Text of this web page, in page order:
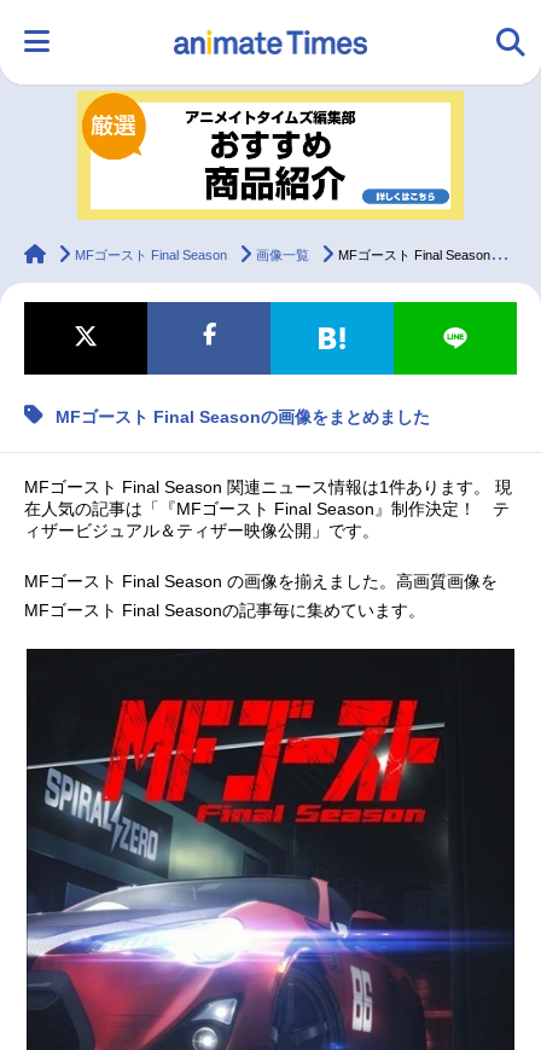
ランキング アニメ
ラジオ グッズ
マンガ・ラノベ ゲーム・アプリ 音楽 コスプレ
トレンド
最新記事一覧
アニメ記事一覧 声優記事一覧
アニメ映画一覧 実写化映画一覧
冬アニメ
男性声優/女性声優一覧
FOLLOW US
animateTimes
MFゴースト Final Season 画像一覧 MFゴースト Final Seasonの画像をまとめました
MFゴースト Final Seasonの画像をまとめました
MFゴースト Final Season 関連ニュース情報は1件あります。 現
在人気の記事は「『MFゴースト Final Season』制作決定！ テ
ィザービジュアル＆ティザー映像公開」です。
MFゴースト Final Season の画像を揃えました。高画質画像を
MFゴースト Final Seasonの記事毎に集めています。